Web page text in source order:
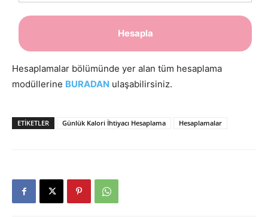
Hesaplamalar bölümünde yer alan tüm hesaplama
modüllerine BURADAN ulaşabilirsiniz.
ETIKETLER Günlük Kalori İhtiyacı Hesaplama Hesaplamalar